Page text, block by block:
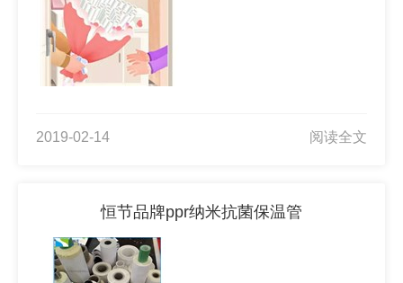
2019-02-14 阅读全文
恒节品牌ppr纳米抗菌保温管